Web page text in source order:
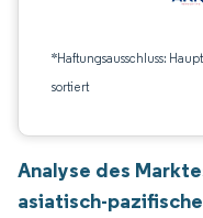
*Haftungsausschluss:
sortiert
Analyse des
asiatisch-